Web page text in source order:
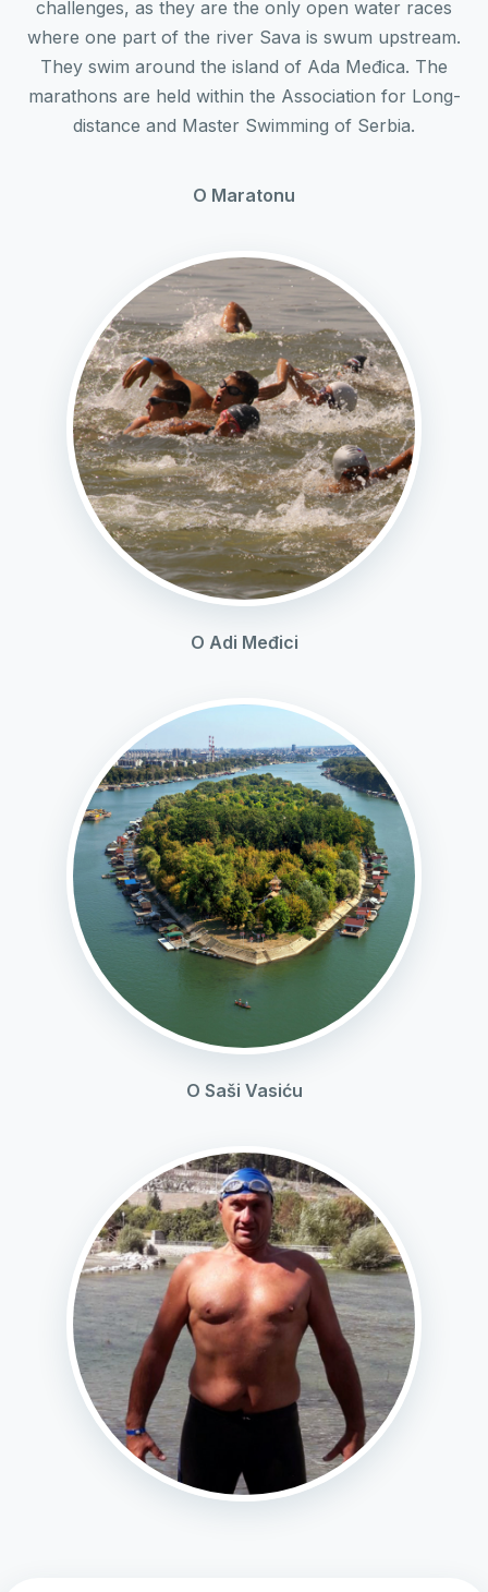
challenges, as they are the only open water races
where one part of the river Sava is swum upstream.
They swim around the island of Ada Međica. The
marathons are held within the Association for Long-
distance and Master Swimming of Serbia.
O Maratonu
O Adi Međici
O Saši Vasiću